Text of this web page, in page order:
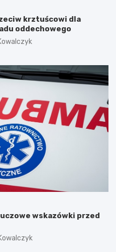
krztuścowi dla
oddechowego
wskazówki przed